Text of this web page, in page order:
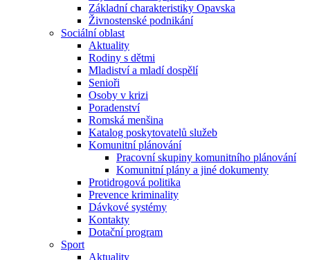
Základní charakteristiky Opavska
Živnostenské podnikání
Sociální oblast
Aktuality
Rodiny s dětmi
Mladiství a mladí dospělí
Senioři
Osoby v krizi
Poradenství
Romská menšina
Katalog poskytovatelů služeb
Komunitní plánování
Pracovní skupiny komunitního plánování
Komunitní plány a jiné dokumenty
Protidrogová politika
Prevence kriminality
Dávkové systémy
Kontakty
Dotační program
Sport
Aktuality